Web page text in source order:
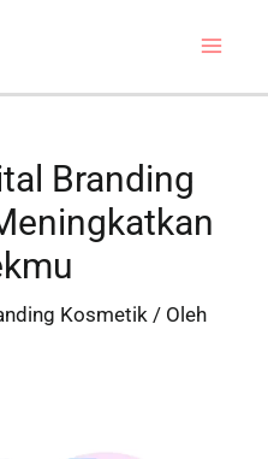
Branding
Kosmetik/ Oleh